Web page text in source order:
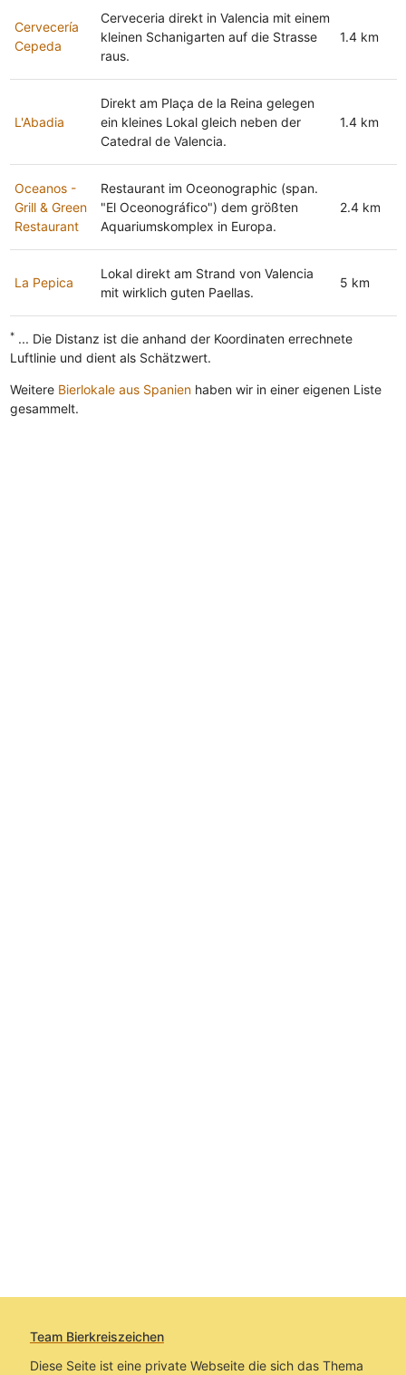
Cervecería
Cepeda
Cerveceria direkt in Valencia mit einem
kleinen Schanigarten auf die Strasse
raus.
1.4 km
L'Abadia
Direkt am Plaça de la Reina gelegen
ein kleines Lokal gleich neben der
Catedral de Valencia.
1.4 km
Oceanos -
Grill & Green
Restaurant
Restaurant im Oceonographic (span.
"El Oceonográfico") dem größten
Aquariumskomplex in Europa.
2.4 km
La Pepica
Lokal direkt am Strand von Valencia
mit wirklich guten Paellas.
5 km
*... Die Distanz ist die anhand der Koordinaten errechnete
Luftlinie und dient als Schätzwert.
Weitere Bierlokale aus Spanienhaben wir in einer eigenen Liste
gesammelt.
Team Bierkreiszeichen
Diese Seite ist eine private Webseite die sich das Thema